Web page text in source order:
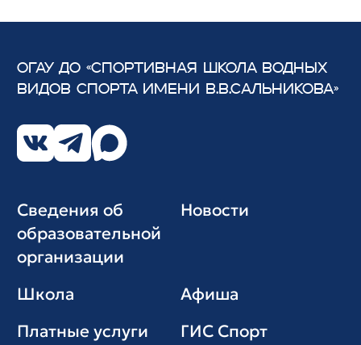
ОГАУ ДО «СПОРТИВНАЯ ШКОЛА ВОДНЫХ
ВИДОВ СПОРТА ИМЕНИ В.В.САЛЬНИКОВА»
Сведения об
образовательной
организации
Новости
Школа
Афиша
Платные услуги
ГИС Cпорт